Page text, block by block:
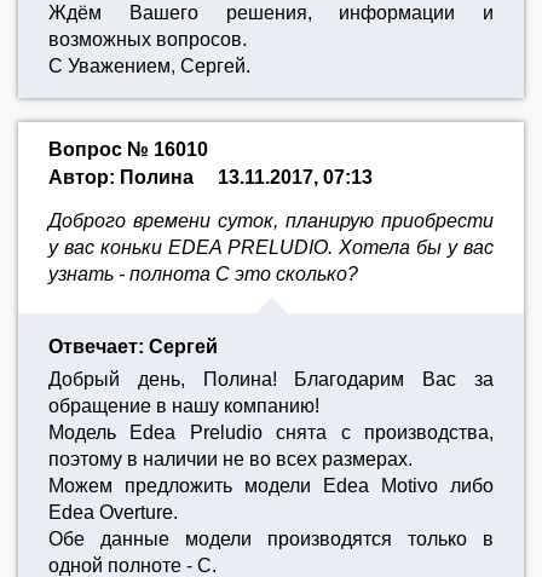
Ждём Вашего решения, информации и
возможных вопросов.
С Уважением, Сергей.
Вопрос № 16010
Автор: Полина
13.11.2017, 07:13
Доброго времени суток, планирую приобрести
у вас коньки EDEA PRELUDIO. Хотела бы у вас
узнать - полнота С это сколько?
Отвечает: Сергей
Добрый день, Полина! Благодарим Вас за
обращение в нашу компанию!
Модель Edea Preludio снята с производства,
поэтому в наличии не во всех размерах.
Можем предложить модели Edea Motivo либо
Edea Overture.
Обе данные модели производятся только в
одной полноте - C.